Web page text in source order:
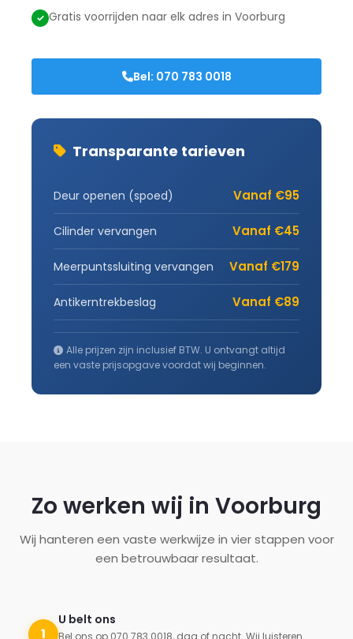
Gratis voorrijden naar elk adres in Voorburg
Bel: 070 783 0018
Transparante tarieven
Deur openen (spoed) Vanaf €95
Cilinder vervangen Vanaf €45
Meerpuntssluiting vervangen Vanaf €179
Antikerntrekbeslag Vanaf €89
Alle prijzen zijn inclusief BTW. U ontvangt altijd
een vaste prijsopgave voordat wij beginnen.
Zo werken wij in Voorburg
Wij hanteren een vaste werkwijze in vier stappen voor
een betrouwbaar resultaat.
1
U belt ons
Bel ons op 070 783 0018, dag of nacht. Wij luisteren